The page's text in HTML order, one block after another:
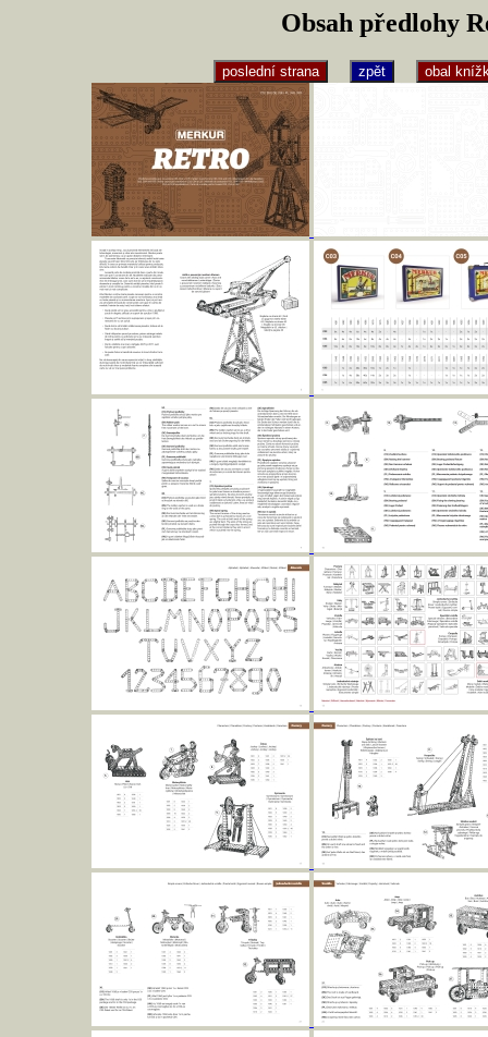
Obsah předlohy
poslední strana zpět obal